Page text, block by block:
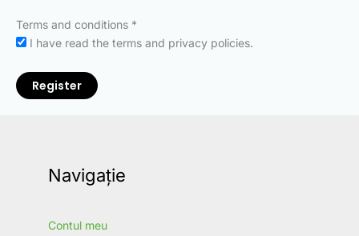
Terms and conditions *
I have read the terms and privacy policies.
Register
Navigație
Contul meu